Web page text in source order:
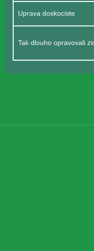
Uprava doskociste
Tak dlouho opravovali